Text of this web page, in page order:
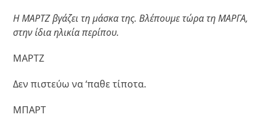
Η ΜΑΡΤΖ βγάζει τη μάσκα της. Βλέπουμε τώρα τη ΜΑΡΓΑ,
στην ίδια ηλικία περίπου.
ΜΑΡΤΖ
Δεν πιστεύω να ‘παθε τίποτα.
ΜΠΑΡΤ